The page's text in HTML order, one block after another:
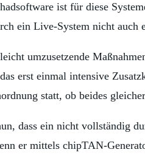
ist für diese
ein Live-System nicht auch
umzusetzende
erst einmal intensive
statt, ob beides
dass ein nicht vollständig
er mittels chipTAN-